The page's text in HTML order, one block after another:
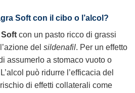
Soft con il cibo o l’alcol?
con un pasto ricco di grassi
del sildenafil. Per un effetto
assumerlo a stomaco vuoto o
può ridurre l’efficacia del
di effetti collaterali come